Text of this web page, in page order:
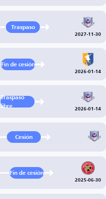
Traspaso
2027-11-30
Fin de cesión
2026-01-14
Traspaso
libre
2026-01-14
Cesión
Fin de cesión
2025-06-30